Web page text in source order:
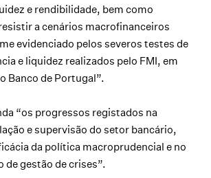
e rendibilidade, bem como
a cenários macrofinanceiros
evidenciado pelos severos testes de
e liquidez realizados pelo FMI, em
Banco de Portugal”.
“os progressos registados na
e supervisão do setor bancário,
da política macroprudencial e no
de gestão de crises”.